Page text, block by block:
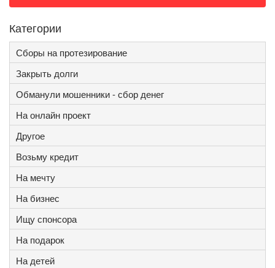
Категории
Сборы на протезирование
Закрыть долги
Обманули мошенники - сбор денег
На онлайн проект
Другое
Возьму кредит
На мечту
На бизнес
Ищу спонсора
На подарок
На детей